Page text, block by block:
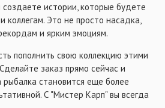
создаете истории, которые будете
коллегам. Это не просто насадка,
и ярким эмоциям.
пополнить свою коллекцию этими
заказ прямо сейчас и
рыбалка становится еще более
С "Мистер Карп" вы всегда